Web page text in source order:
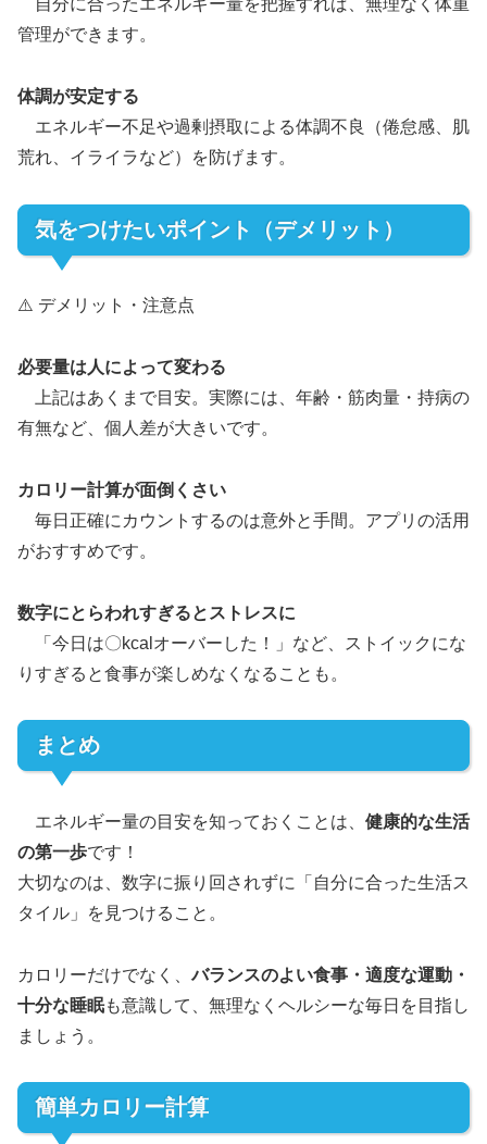
自分に合ったエネルギー量を把握すれば、無理なく体重
管理ができます。
体調が安定する
エネルギー不足や過剰摂取による体調不良（倦怠感、肌
荒れ、イライラなど）を防げます。
気をつけたいポイント（デメリット）
⚠️ デメリット・注意点
必要量は人によって変わる
上記はあくまで目安。実際には、年齢・筋肉量・持病の
有無など、個人差が大きいです。
カロリー計算が面倒くさい
毎日正確にカウントするのは意外と手間。アプリの活用
がおすすめです。
数字にとらわれすぎるとストレスに
「今日は〇kcalオーバーした！」など、ストイックにな
りすぎると食事が楽しめなくなることも。
まとめ
エネルギー量の目安を知っておくことは、 健康的な生活
の第一歩です！
大切なのは、数字に振り回されずに「自分に合った生活ス
タイル」を見つけること。
カロリーだけでなく、バランスのよい食事・適度な運動・
十分な睡眠も意識して、無理なくヘルシーな毎日を目指し
ましょう。
簡単カロリー計算